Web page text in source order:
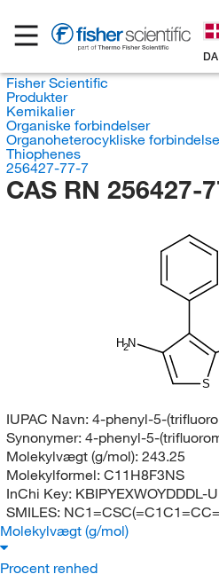
DA
Fisher Scientific
Produkter
Kemikalier
Organiske forbindelser
Organoheterocykliske
Thiophenes
256427-77-7
CAS RN 256427-
S
H2N
IUPAC Navn: 4-phenyl-5-
Synonymer: 4-phenyl-5-
Molekylvægt (g/mol): 243.25
Molekylformel: C11H8F3NS
InChi Key: KBIPYEXWOYDDDL-
SMILES:
Molekylvægt (g/mol)
Procent renhed